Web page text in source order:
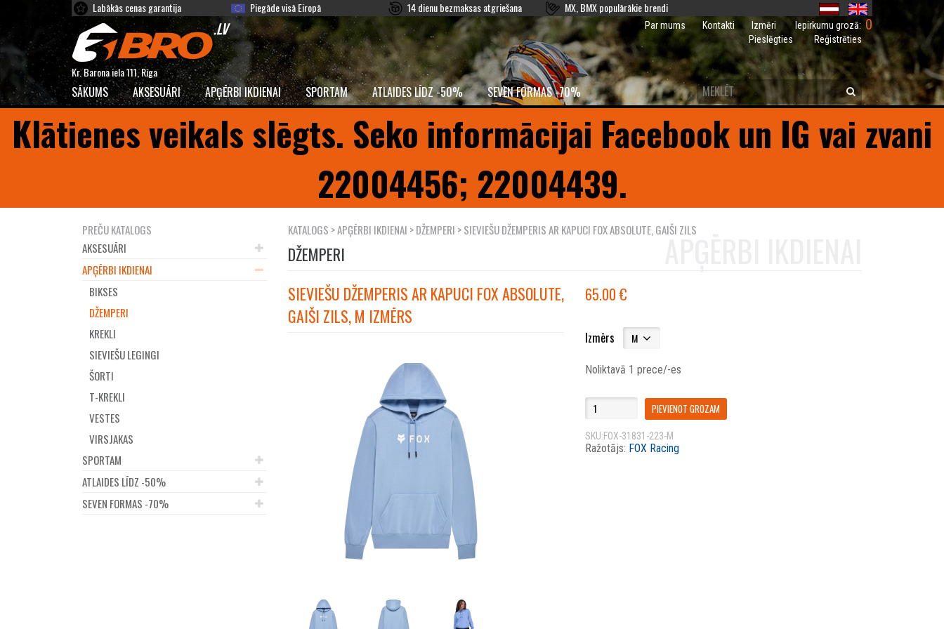
Labākās cenas garantija Piegāde visā Eiropā 14 dienu bezmaksas atgriešana MX, BMX populārākie brendi
Kr. Barona iela 111, Rīga
Iepirkumu grozā: 0
Par mums Kontakti
Izmēri
Pieslēgties
Reģistrēties
SĀKUMS AKSESUĀRI APĢĒRBI IKDIENAI SPORTAM ATLAIDES LĪDZ -50% SEVEN FORMAS -70%
Klātienes veikals slēgts. Seko informācijai Facebook un IG vai zvani
22004456; 22004439.
PREČU KATALOGS
AKSESUĀRI
APĢĒRBI IKDIENAI
BIKSES
DŽEMPERI
KREKLI
SIEVIEŠU LEGINGI
ŠORTI
T-KREKLI
VESTES
VIRSJAKAS
SPORTAM
ATLAIDES LĪDZ -50%
SEVEN FORMAS -70%
KATALOGS >APĢĒRBI IKDIENAI >DŽEMPERI > SIEVIEŠU DŽEMPERIS AR KAPUCI FOX ABSOLUTE, GAIŠI ZILS
DŽEMPERI
SIEVIEŠU DŽEMPERIS AR KAPUCI FOX ABSOLUTE,
GAIŠI ZILS, M IZMĒRS
65.00
Izmērs
Noliktavā 1 prece/-es
PIEVIENOT GROZAM
SKU:FOX-31831-223-M
Ražotājs: FOX Racing